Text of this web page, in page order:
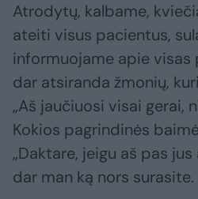
Atrodytų, kalbame,
ateiti visus pacientus,
informuojame apie visas
dar atsiranda žmonių,
„Aš jaučiuosi visai gerai,
Kokios pagrindinės
„Daktare, jeigu aš pas
dar man ką nors surasite.